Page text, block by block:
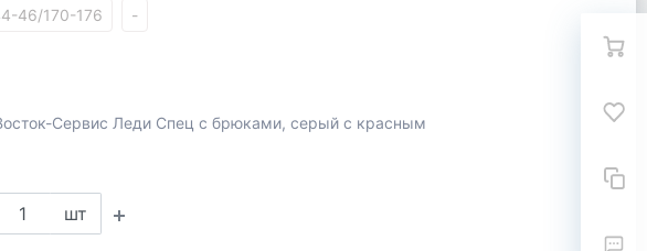
46/170-176 -
Сервис Леди Спец с брюками, серый с красным
шт